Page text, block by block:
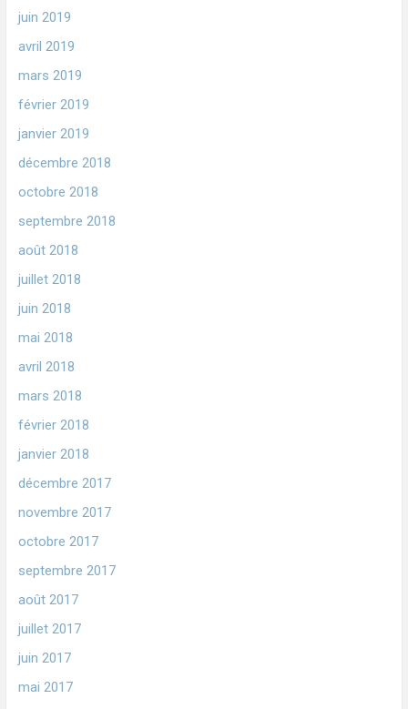
juin 2019
avril 2019
mars 2019
février 2019
janvier 2019
décembre 2018
octobre 2018
septembre 2018
août 2018
juillet 2018
juin 2018
mai 2018
avril 2018
mars 2018
février 2018
janvier 2018
décembre 2017
novembre 2017
octobre 2017
septembre 2017
août 2017
juillet 2017
juin 2017
mai 2017